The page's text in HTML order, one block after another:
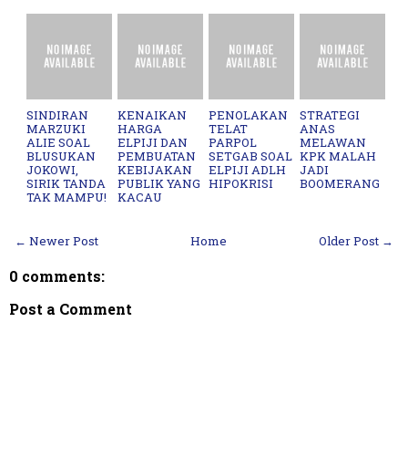
SINDIRAN
MARZUKI
ALIE SOAL
BLUSUKAN
JOKOWI,
SIRIK TANDA
TAK MAMPU!
KENAIKAN
HARGA
ELPIJI DAN
PEMBUATAN
KEBIJAKAN
PUBLIK YANG
KACAU
PENOLAKAN
TELAT
PARPOL
SETGAB SOAL
ELPIJI ADLH
HIPOKRISI
STRATEGI
ANAS
MELAWAN
KPK MALAH
JADI
BOOMERANG
← Newer Post Older Post →
Home
0 comments:
Post a Comment